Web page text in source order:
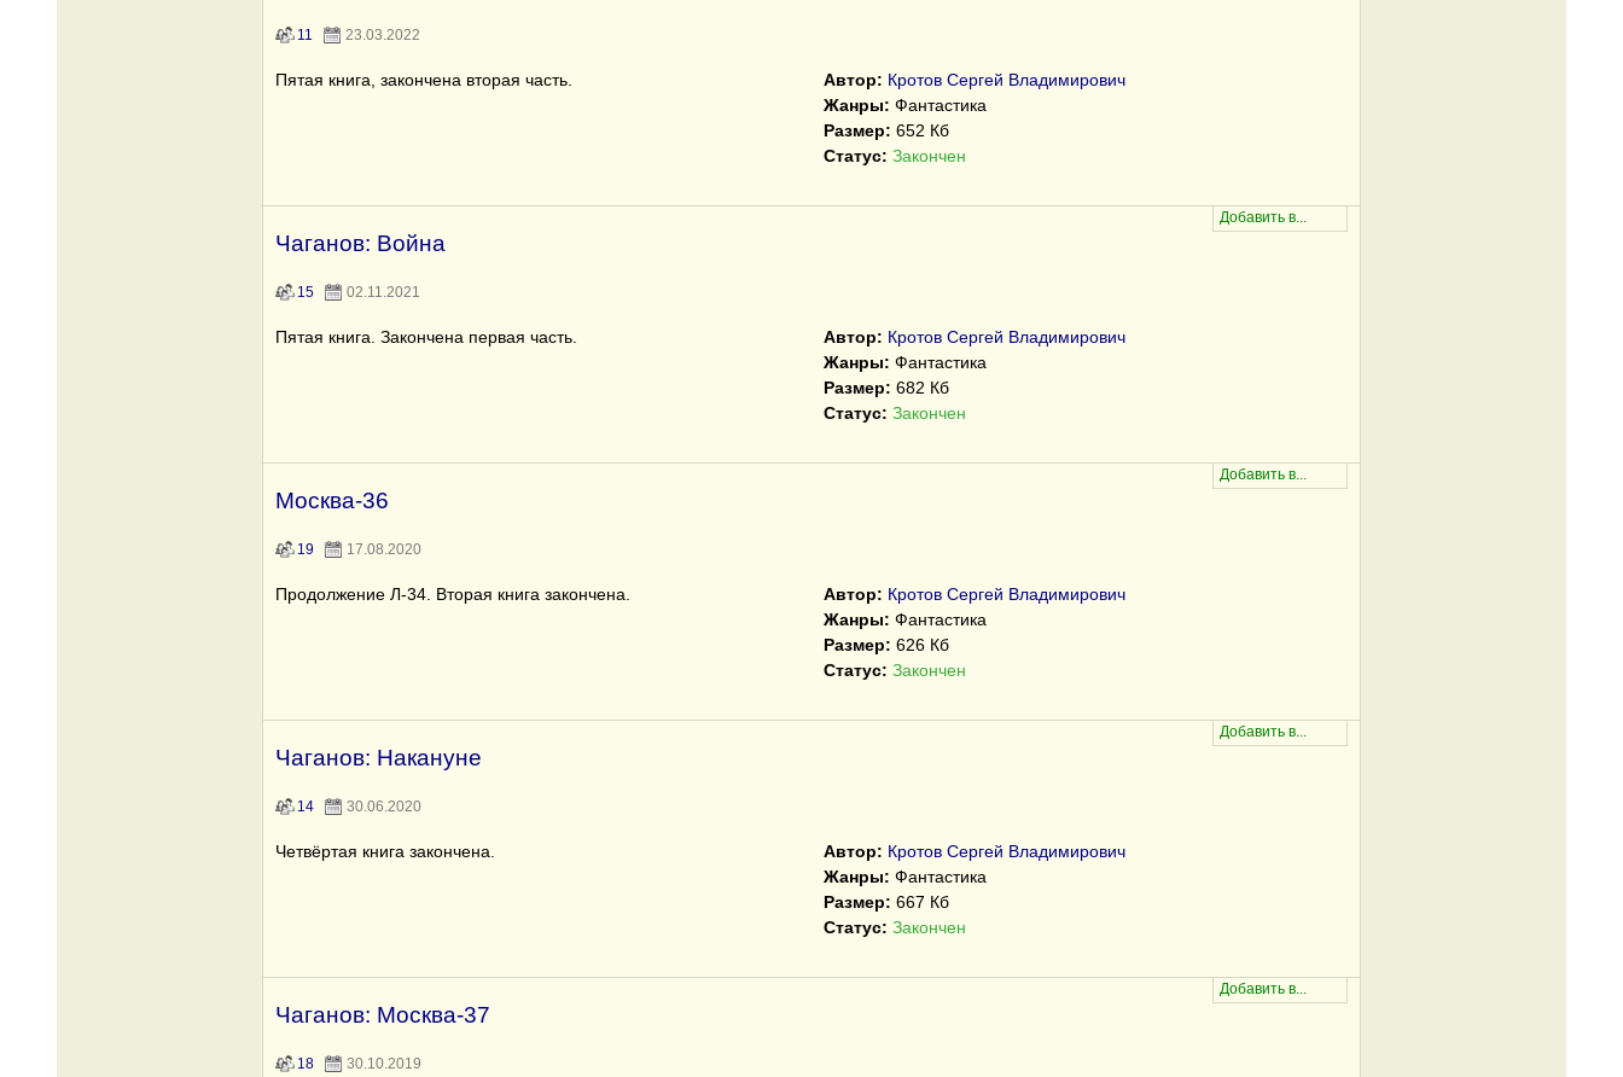
11 23.03.2022
Пятая книга, закончена вторая часть. Автор: Кротов Сергей Владимирович
Жанры: Фантастика
Размер: 652 Кб
Статус: Закончен
Чаганов: Война
15 02.11.2021
Пятая книга. Закончена первая часть. Автор: Кротов Сергей Владимирович
Жанры: Фантастика
Размер: 682 Кб
Статус: Закончен
Москва-36
19 17.08.2020
Продолжение Л-34. Вторая книга закончена. Автор: Кротов Сергей Владимирович
Жанры: Фантастика
Размер: 626 Кб
Статус: Закончен
Чаганов: Накануне
14 30.06.2020
Четвёртая книга закончена. Автор: Кротов Сергей Владимирович
Жанры: Фантастика
Размер: 667 Кб
Статус: Закончен
Чаганов: Москва-37
18 30.10.2019